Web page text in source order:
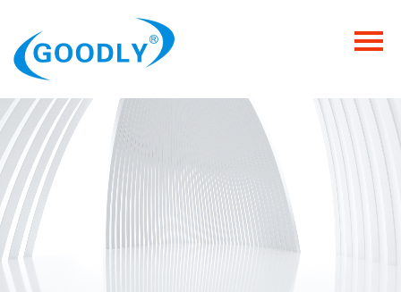
Продукция
ОТРАСЛИ
Категория
Новости
Контакты